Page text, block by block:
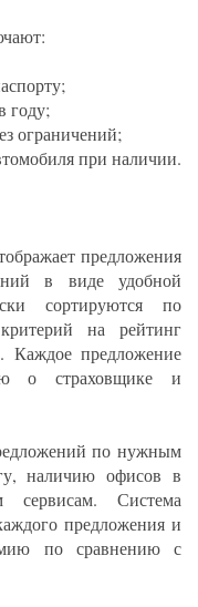
году;
ограничений;
при наличии.
предложения
в виде удобной
сортируются по
на рейтинг
Каждое предложение
о страховщике и
по нужным
наличию офисов в
сервисам. Система
предложения и
по сравнению с